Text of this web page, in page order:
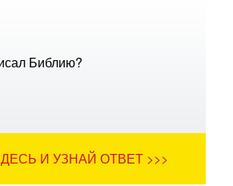
Библию?
И УЗНАЙ ОТВЕТ >>>